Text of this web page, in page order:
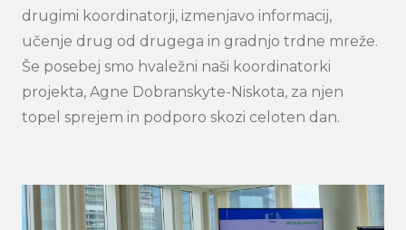
drugimi koordinatorji, izmenjavo informacij,
učenje drug od drugega in gradnjo trdne mreže.
Še posebej smo hvaležni naši koordinatorki
projekta, Agne Dobranskyte-Niskota, za njen
topel sprejem in podporo skozi celoten dan.